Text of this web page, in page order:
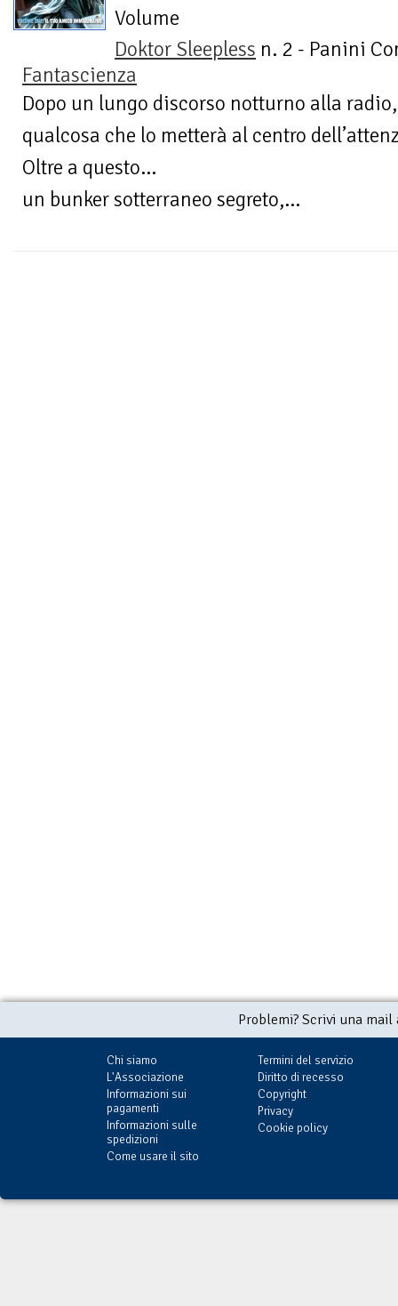
Volume
Doktor Sleepless n. 2 - Panini
Fantascienza
Dopo un lungo discorso notturno alla
qualcosa che lo metterà al centro
Oltre a questo…
un bunker sotterraneo segreto,...
Problemi? Scrivi una
Chi siamo
L'Associazione
Informazioni sui
pagamenti
Informazioni sulle
spedizioni
Come usare il sito
Termini del servizio
Diritto di recesso
Copyright
Privacy
Cookie policy